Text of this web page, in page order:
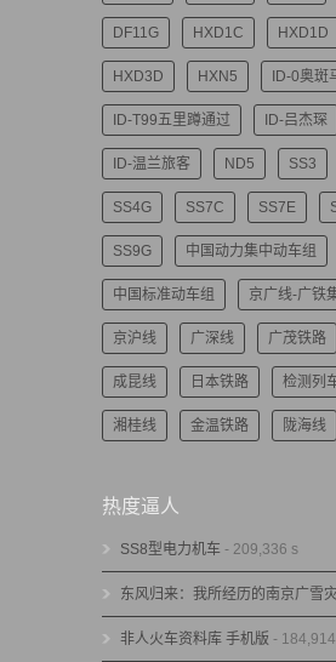
DF11G HXD1C HXD1D
HXD3D HXN5 ID-0奥斑
ID-T99五里蹲通过 ID-吕杰琛
ID-温兰旅客 ND5 SS3
SS4G SS7C SS7E
SS9G 中国动力集中动车组
中国标准动车组 京广线-广铁
京沪线 广深线 广茂铁路
成昆线 日本铁路 检测列
湘桂线 金温铁路 陇海线
热度逼人
SS8型电力机车 - 209,336 s
东风归来：我所经历的南京广雪灾
非人火车资料库 手机版 -